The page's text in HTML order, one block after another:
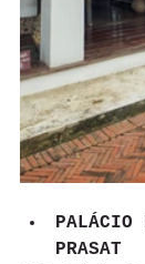
PALÁCIO
PRASAT